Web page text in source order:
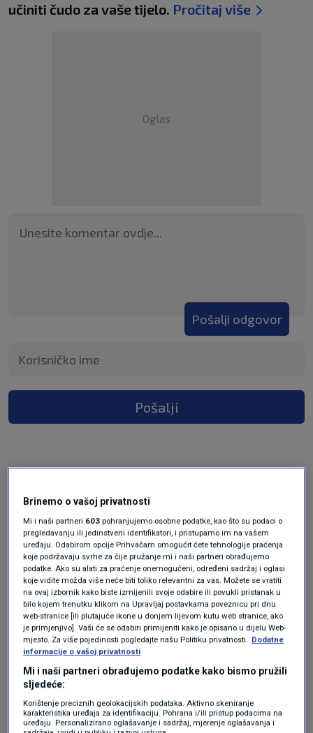
učiniti čudo za vaše tijelo. Pročitaj više
Oglas
Pošalji odgovor
Pošalji
Oglas
Brinemo o vašoj privatnosti
Mi i naši partneri 603 pohranjujemo osobne podatke, kao što su podaci o
pregledavanju ili jedinstveni identifikatori, i pristupamo im na vašem
uređaju. Odabirom opcije Prihvaćam omogućit ćete tehnologije praćenja
koje podržavaju svrhe za čije pružanje mi i naši partneri obrađujemo
podatke. Ako su alati za praćenje onemogućeni, određeni sadržaj i oglasi
koje vidite možda više neće biti toliko relevantni za vas. Možete se vratiti
na ovaj izbornik kako biste izmijenili svoje odabire ili povukli pristanak u
bilo kojem trenutku klikom na Upravljaj postavkama poveznicu pri dnu
web-stranice [ili plutajuće ikone u donjem lijevom kutu web stranice, ako
je primjenjivo]. Vaši će se odabiri primijeniti kako je opisano u dijelu Web-
mjesto. Za više pojedinosti pogledajte našu Politiku privatnosti. Dodatne
informacije o vašoj privatnosti
Mi i naši partneri obrađujemo podatke kako bismo pružili
sljedeće:
Korištenje preciznih geolokacijskih podataka. Aktivno skeniranje
karakteristika uređaja za identifikaciju. Pohrana i/ili pristup podacima na
uređaju. Personalizirano oglašavanje i sadržaj, mjerenje oglašavanja i